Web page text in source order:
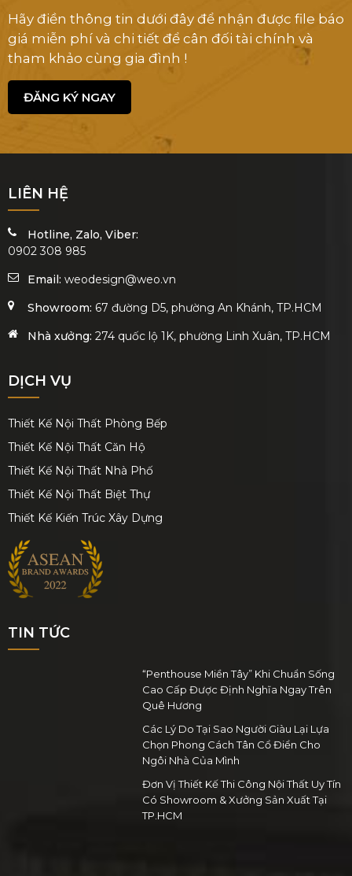
Hãy điền thông tin dưới đây để nhận được file báo
giá miễn phí và chi tiết để cân đối tài chính và
tham khảo cùng gia đình !
ĐĂNG KÝ NGAY
LIÊN HỆ
Hotline, Zalo, Viber:
0902 308 985
Email: weodesign@weo.vn
Showroom: 67 đường D5, phường An Khánh, TP.HCM
Nhà xưởng: 274 quốc lộ 1K, phường Linh Xuân, TP.HCM
DỊCH VỤ
Thiết Kế Nội Thất Phòng Bếp
Thiết Kế Nội Thất Căn Hộ
Thiết Kế Nội Thất Nhà Phố
Thiết Kế Nội Thất Biệt Thự
Thiết Kế Kiến Trúc Xây Dựng
TIN TỨC
“Penthouse Miền Tây” Khi Chuẩn Sống
Cao Cấp Được Định Nghĩa Ngay Trên
Quê Hương
Các Lý Do Tại Sao Người Giàu Lại Lựa
Chọn Phong Cách Tân Cổ Điển Cho
Ngôi Nhà Của Mình